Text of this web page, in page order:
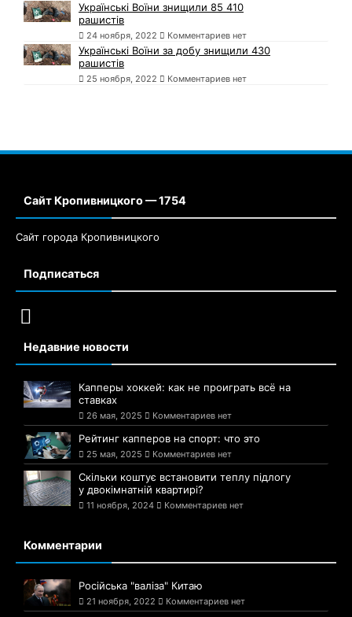
Українські Воїни знищили 85 410
рашистів
24 ноября, 2022 Комментариев нет
Українські Воїни за добу знищили 430
рашистів
25 ноября, 2022 Комментариев нет
Сайт Кропивницкого — 1754
Сайт города Кропивницкого
Подписаться
Недавние новости
Капперы хоккей: как не проиграть всё на
ставках
26 мая, 2025 Комментариев нет
Рейтинг капперов на спорт: что это
25 мая, 2025 Комментариев нет
Скільки коштує встановити теплу підлогу
у двокімнатній квартирі?
11 ноября, 2024 Комментариев нет
Комментарии
Російська "валіза" Китаю
21 ноября, 2022 Комментариев нет